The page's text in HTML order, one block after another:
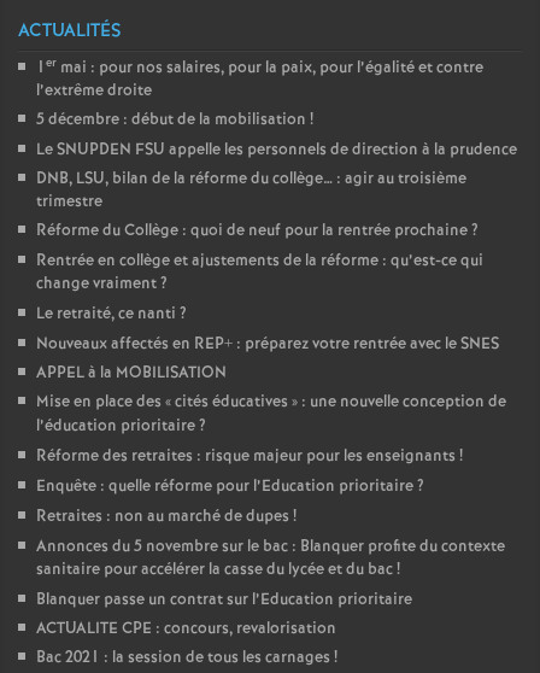
ACTUALITÉS
1 er mai : pour nos salaires, pour la paix, pour l’égalité et contre
l’extrême droite
5 décembre : début de la mobilisation !
Le SNUPDEN FSU appelle les personnels de direction à la prudence
DNB, LSU, bilan de la réforme du collège… : agir au troisième
trimestre
Réforme du Collège : quoi de neuf pour la rentrée prochaine?
Rentrée en collège et ajustements de la réforme : qu’est-ce qui
change vraiment?
Le retraité, ce nanti ?
Nouveaux affectés en REP+ : préparez votre rentrée avec le SNES
APPEL à la MOBILISATION
Mise en place des «cités éducatives » : une nouvelle conception de
l’éducation prioritaire?
Réforme des retraites : risque majeur pour les enseignants !
Enquête : quelle réforme pour l’Education prioritaire?
Retraites : non au marché de dupes !
Annonces du 5 novembre sur le bac : Blanquer profite du contexte
sanitaire pour accélérer la casse du lycée et du bac!
Blanquer passe un contrat sur l’Education prioritaire
ACTUALITE CPE : concours, revalorisation
Bac 2021 : la session de tous les carnages !